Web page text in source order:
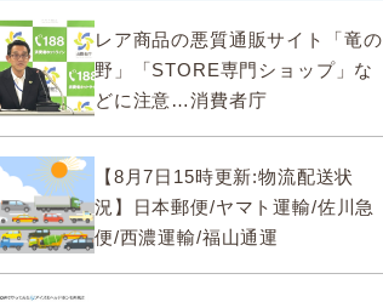
レア商品の悪質通販サイト「竜の
野」「STORE専門ショップ」な
どに注意…消費者庁
【8月7日15時更新:物流配送状
況】日本郵便/ヤマト運輸/佐川急
便/西濃運輸/福山通運